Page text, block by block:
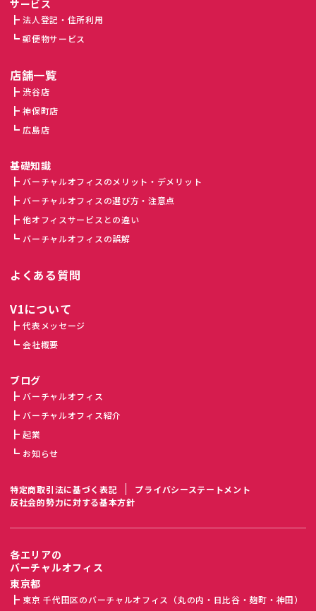
サービス
法人登記・住所利用
郵便物サービス
店舗一覧
渋谷店
神保町店
広島店
基礎知識
バーチャルオフィスのメリット・デメリット
バーチャルオフィスの選び方・注意点
他オフィスサービスとの違い
バーチャルオフィスの誤解
よくある質問
V1について
代表メッセージ
会社概要
ブログ
バーチャルオフィス
バーチャルオフィス紹介
起業
お知らせ
特定商取引法に基づく表記
プライバシーステートメント
反社会的勢力に対する基本方針
各エリアの
バーチャルオフィス
東京都
東京 千代田区のバーチャルオフィス（丸の内・日比谷・麹町・神田）